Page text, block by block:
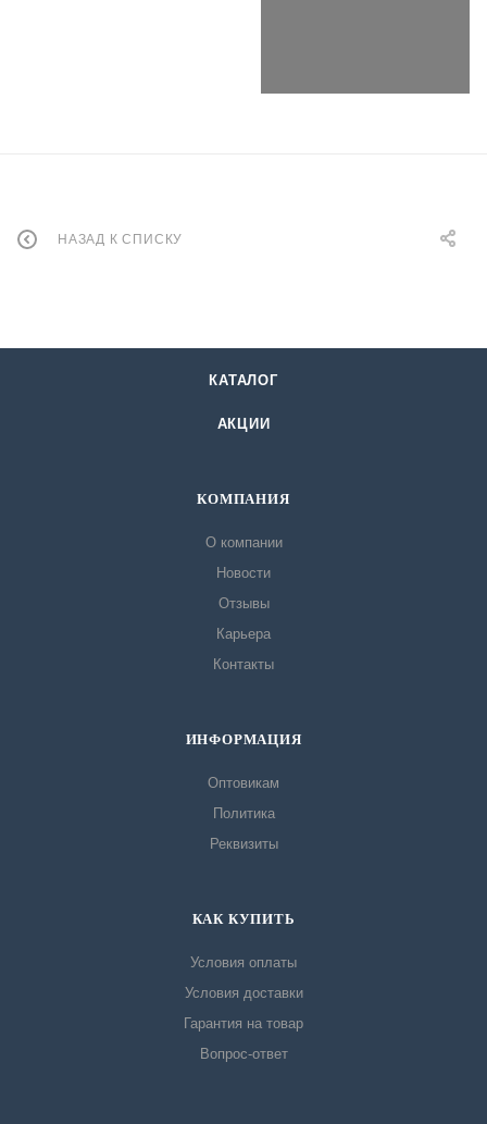
НАЗАД К СПИСКУ
КАТАЛОГ
АКЦИИ
КОМПАНИЯ
О компании
Новости
Отзывы
Карьера
Контакты
ИНФОРМАЦИЯ
Оптовикам
Политика
Реквизиты
КАК КУПИТЬ
Условия оплаты
Условия доставки
Гарантия на товар
Вопрос-ответ